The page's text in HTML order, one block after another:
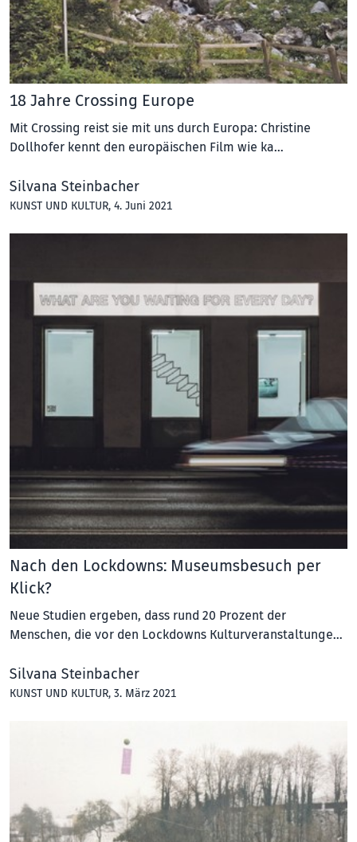
18 Jahre Crossing Europe
Mit Crossing reist sie mit uns durch Europa: Christine
Dollhofer kennt den europäischen Film wie ka…
Silvana Steinbacher
KUNST UND KULTUR, 4. Juni 2021
Nach den Lockdowns: Museumsbesuch per
Klick?
Neue Studien ergeben, dass rund 20 Prozent der
Menschen, die vor den Lockdowns Kulturveranstaltunge…
Silvana Steinbacher
KUNST UND KULTUR, 3. März 2021